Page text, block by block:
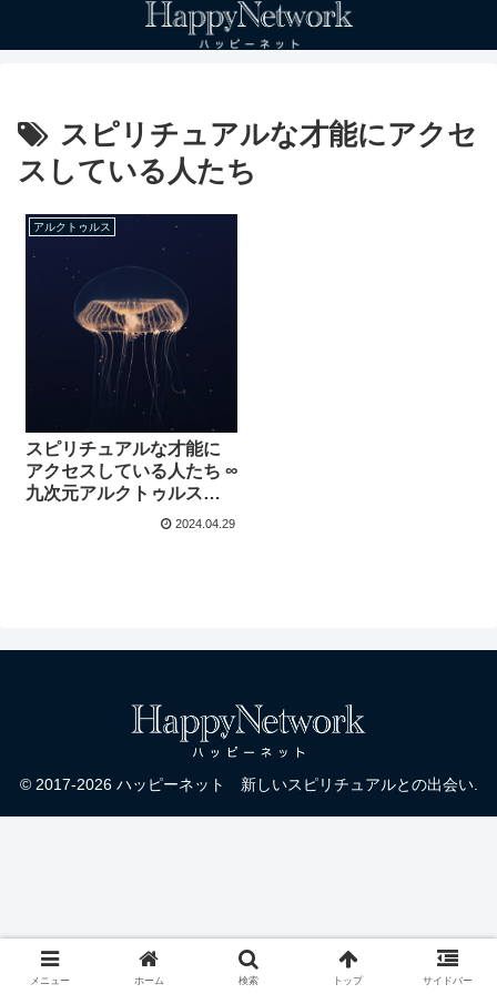
スピリチュアルな才能にアクセ
スしている人たち
アルクトゥルス
スピリチュアルな才能に
アクセスしている人たち ∞
九次元アルクトゥルス評
議会 チャネリング：ダニ
2024.04.29
© 2017-2026 ハッピーネット 新しいスピリチュアルとの出会い.
メニュー ホーム 検索 トップ サイドバー